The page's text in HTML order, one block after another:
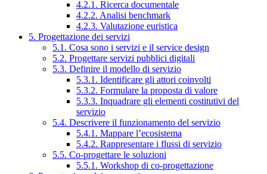
4.2.1. Ricerca documentale
4.2.2. Analisi benchmark
4.2.3. Valutazione euristica
5. Progettazione dei servizi
5.1. Cosa sono i servizi e il service design
5.2. Progettare servizi pubblici digitali
5.3. Definire il modello di servizio
5.3.1. Identificare gli attori coinvolti
5.3.2. Formulare la proposta di valore
5.3.3. Inquadrare gli elementi costitutivi del
servizio
5.4. Descrivere il funzionamento del servizio
5.4.1. Mappare l’ecosistema
5.4.2. Rappresentare i flussi di servizio
5.5. Co-progettare le soluzioni
5.5.1. Workshop di co-progettazione